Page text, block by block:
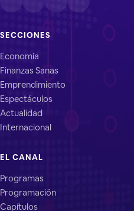
SECCIONES
Economía
Finanzas Sanas
Emprendimiento
Espectáculos
Actualidad
Internacional
EL CANAL
Programas
Programación
Capítulos